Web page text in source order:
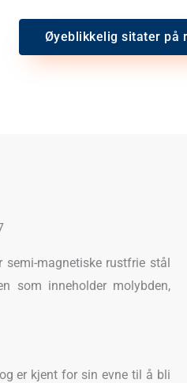
Øyeblikkelig sitater på
semi-magnetiske rustfrie stål
som inneholder molybden,
er kjent for sin evne til å bli